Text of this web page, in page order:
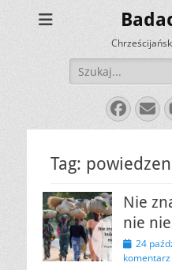
Szukaj:
E-
Tag:
Nie
nie
24
komentarz